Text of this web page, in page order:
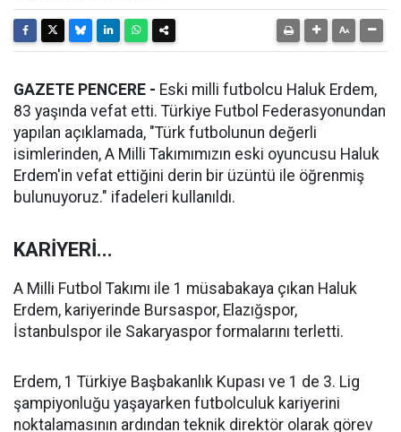
GAZETE PENCERE - Eski milli futbolcu Haluk Erdem,
83 yaşında vefat etti. Türkiye Futbol Federasyonundan
yapılan açıklamada, "Türk futbolunun değerli
isimlerinden, A Milli Takımımızın eski oyuncusu Haluk
Erdem'in vefat ettiğini derin bir üzüntü ile öğrenmiş
bulunuyoruz." ifadeleri kullanıldı.
KARİYERİ...
A Milli Futbol Takımı ile 1 müsabakaya çıkan Haluk
Erdem, kariyerinde Bursaspor, Elazığspor,
İstanbulspor ile Sakaryaspor formalarını terletti.
Erdem, 1 Türkiye Başbakanlık Kupası ve 1 de 3. Lig
şampiyonluğu yaşayarken futbolculuk kariyerini
noktalamasının ardından teknik direktör olarak görev